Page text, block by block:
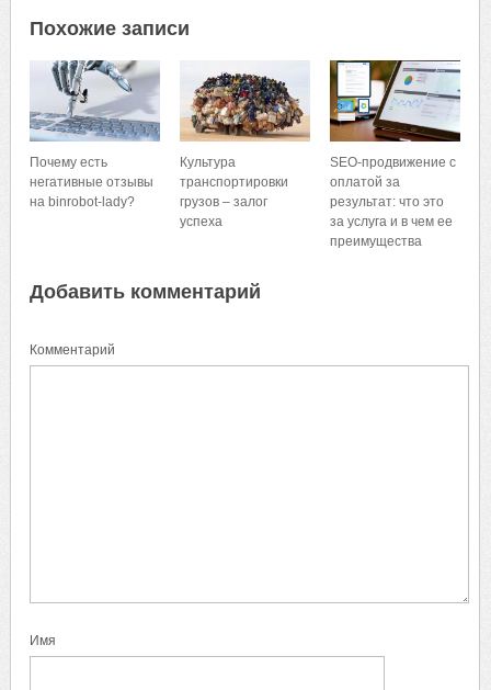
Похожие записи
Почему есть
негативные отзывы
на binrobot-lady?
Культура
транспортировки
грузов – залог
успеха
SEO-продвижение с
оплатой за
результат: что это
за услуга и в чем ее
преимущества
Добавить комментарий
Комментарий
Имя